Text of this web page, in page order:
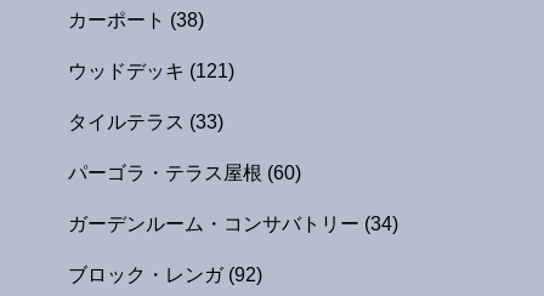
カーポート (38)
ウッドデッキ (121)
タイルテラス (33)
パーゴラ・テラス屋根 (60)
ガーデンルーム・コンサバトリー (34)
ブロック・レンガ (92)